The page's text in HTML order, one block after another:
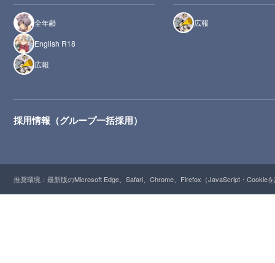
全年齢
English R18
広報
広報
採用情報（グループ一括採用）
推奨環境：最新版のMicrosoft Edge、Safari、Chrome、Firefox（JavaScript・Cookie